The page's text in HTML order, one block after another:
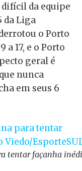
da equipe
da Liga
o Porto
17, e o Porto
geral é
nunca
em seus 6
tentar façanha